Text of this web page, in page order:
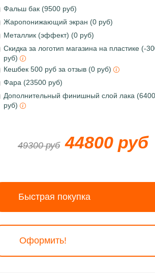
Фальш бак (9500 руб)
Жаропонижающий экран (0 руб)
Металлик (эффект) (0 руб)
Скидка за логотип магазина на пластике (-
руб)
Кешбек 500 руб за отзыв (0 руб)
Фара (23500 руб)
Дополнительный финишный слой лака (6400
руб)
49300 руб 44800 руб
Быстрая покупка
Оформить!